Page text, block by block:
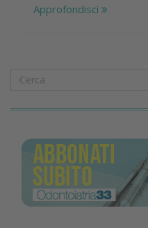
Approfondisci